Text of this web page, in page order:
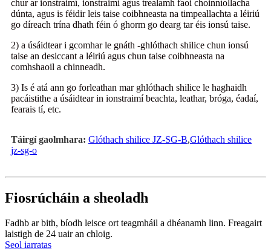
chur ar ionstraimí, ionstraimí agus trealamh faoi choinníollacha
dúnta, agus is féidir leis taise coibhneasta na timpeallachta a léiriú
go díreach trína dhath féin ó ghorm go dearg tar éis ionsú taise.
2) a úsáidtear i gcomhar le gnáth -ghlóthach shilice chun ionsú
taise an desiccant a léiriú agus chun taise coibhneasta na
comhshaoil ​​a chinneadh.
3) Is é atá ann go forleathan mar ghlóthach shilice le haghaidh
pacáistithe a úsáidtear in ionstraimí beachta, leathar, bróga, éadaí,
fearais tí, etc.
Táirgí gaolmhara: Glóthach shilice JZ-SG-B,Glóthach shilice
jz-sg-o
Fiosrúcháin a sheoladh
Fadhb ar bith, bíodh leisce ort teagmháil a dhéanamh linn. Freagairt
laistigh de 24 uair an chloig.
Seol iarratas